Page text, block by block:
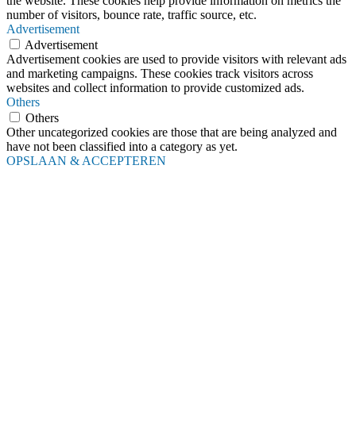
number of visitors, bounce rate, traffic source, etc.
Advertisement
Advertisement
Advertisement cookies are used to provide visitors with relevant ads
and marketing campaigns. These cookies track visitors across
websites and collect information to provide customized ads.
Others
Others
Other uncategorized cookies are those that are being analyzed and
have not been classified into a category as yet.
OPSLAAN & ACCEPTEREN